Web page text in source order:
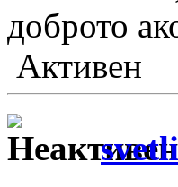
доброто
Активен